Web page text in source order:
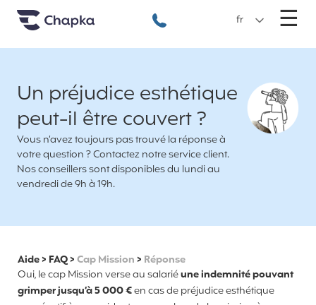
Chapka Assurances Voyages
+33 1 74 85 50 50
fr ☰
Un préjudice esthétique
peut-il être couvert ?
Vous n’avez toujours pas trouvé la réponse à
votre question ? Contactez notre service client.
Nos conseillers sont disponibles du lundi au
vendredi de 9h à 19h.
Aide> FAQ>Cap Mission > Réponse
Oui, le cap Mission verse au salariéune indemnité pouvant
grimper jusqu’à 5 000 €en cas de préjudice esthétique